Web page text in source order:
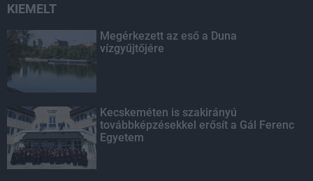
KIEMELT
Megérkezett az eső a Duna
vízgyűjtőjére
Kecskeméten is szakirányú
továbbképzésekkel erősít a Gál Ferenc
Egyetem